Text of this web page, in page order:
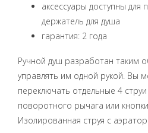
аксессуары доступны для
держатель для душа
гарантия: 2 года
Ручной душ разработан таким
управлять им одной рукой. Вы
переключать отдельные 4
поворотного рычага или
Изолированная струя с